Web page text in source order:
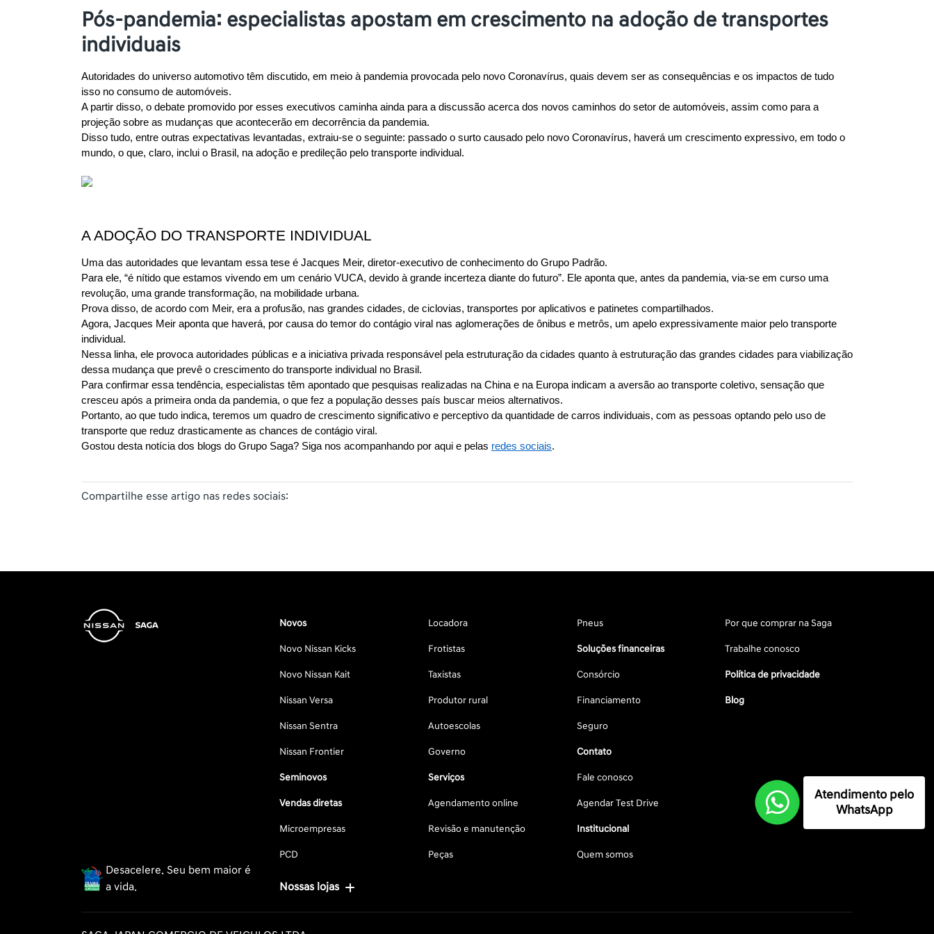
Pós-pandemia: especialistas apostam em crescimento na adoção de transportes
individuais
Autoridades do universo automotivo têm discutido, em meio à pandemia provocada pelo novo Coronavírus, quais devem ser as consequências e os impactos de tudo
isso no consumo de automóveis.
A partir disso, o debate promovido por esses executivos caminha ainda para a discussão acerca dos novos caminhos do setor de automóveis, assim como para a
projeção sobre as mudanças que acontecerão em decorrência da pandemia.
Disso tudo, entre outras expectativas levantadas, extraiu-se o seguinte: passado o surto causado pelo novo Coronavírus, haverá um crescimento expressivo, em todo o
mundo, o que, claro, inclui o Brasil, na adoção e predileção pelo transporte individual.
A ADOÇÃO DO TRANSPORTE INDIVIDUAL
Uma das autoridades que levantam essa tese é Jacques Meir, diretor-executivo de conhecimento do Grupo Padrão.
Para ele, “é nítido que estamos vivendo em um cenário VUCA, devido à grande incerteza diante do futuro”. Ele aponta que, antes da pandemia, via-se em curso uma
revolução, uma grande transformação, na mobilidade urbana.
Prova disso, de acordo com Meir, era a profusão, nas grandes cidades, de ciclovias, transportes por aplicativos e patinetes compartilhados.
Agora, Jacques Meir aponta que haverá, por causa do temor do contágio viral nas aglomerações de ônibus e metrôs, um apelo expressivamente maior pelo transporte
individual.
Nessa linha, ele provoca autoridades públicas e a iniciativa privada responsável pela estruturação da cidades quanto à estruturação das grandes cidades para viabilização
dessa mudança que prevê o crescimento do transporte individual no Brasil.
Para confirmar essa tendência, especialistas têm apontado que pesquisas realizadas na China e na Europa indicam a aversão ao transporte coletivo, sensação que
cresceu após a primeira onda da pandemia, o que fez a população desses país buscar meios alternativos.
Portanto, ao que tudo indica, teremos um quadro de crescimento significativo e perceptivo da quantidade de carros individuais, com as pessoas optando pelo uso de
transporte que reduz drasticamente as chances de contágio viral.
Gostou desta notícia dos blogs do Grupo Saga? Siga nos acompanhando por aqui e pelas redes sociais.
Compartilhe esse artigo nas redes sociais:
Desacelere. Seu bem maior é
a vida.
Novos
Novo Nissan Kicks
Novo Nissan Kait
Nissan Versa
Nissan Sentra
Nissan Frontier
Seminovos
Vendas diretas
Microempresas
PCD
Locadora
Frotistas
Taxistas
Produtor rural
Autoescolas
Governo
Serviços
Agendamento online
Revisão e manutenção
Peças
Pneus
Soluções financeiras
Consórcio
Financiamento
Seguro
Contato
Fale conosco
Agendar Test Drive
Institucional
Quem somos
Por que comprar na Saga
Trabalhe conosco
Política de privacidade
Blog
Nossas lojas
Atendimento pelo
WhatsApp